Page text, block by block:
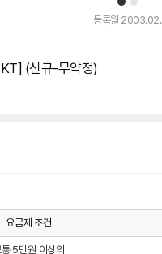
1 2
등록월 2003.02.
(신규-무약정)
요금제 조건
5만원 이상의